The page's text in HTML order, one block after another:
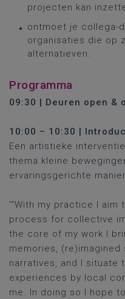
projecten kan
ontmoet je collega-
organisaties die op
alternatieven.
Programma
09:30 | Deuren open &
10:00 – 10:30 |
Een artistieke
thema kleine
ervaringsgerichte
'“With my practice I aim
process for collective
the core of my work I
memories,
narratives, and I situate
experiences by local
me. In doing so I hope